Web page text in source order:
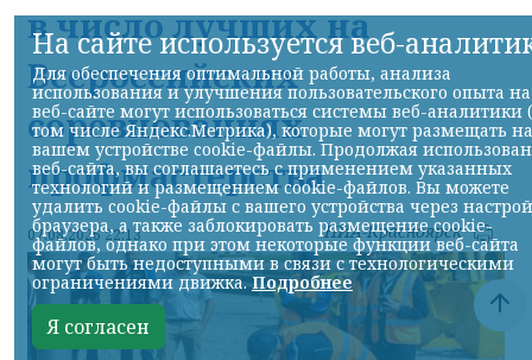
в число лучших на
Всероссийских
соревнованиях
профмастерства
07.08.2026 22:13 НИА-Красноярск
На сайте используется веб-
Для обеспечения оптимальной работы, анализа
использования и улучшения пользовательского опыта на
веб-сайте могут использоваться системы веб-аналитики
том числе Яндекс.Метрика), которые могут размещать на
вашем устройстве cookie-файлы. Продолжая
веб-сайта, вы соглашаетесь с применением указанных
технологий и размещением cookie-файлов. Вы можете
удалить cookie-файлы с вашего устройства через
браузера, а также заблокировать размещение cookie-
файлов, однако при этом некоторые функции веб-сайта
могут быть недоступными в связи с технологическими
ограничениями движка. Подробнее
Я согласен